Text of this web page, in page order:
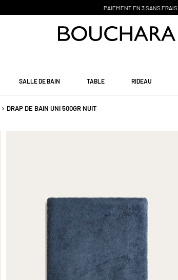
PAIEMENT EN 3 SANS FRAIS
SALLE DE BAIN TABLE RIDEAU
DRAP DE BAIN UNI 500GR NUIT